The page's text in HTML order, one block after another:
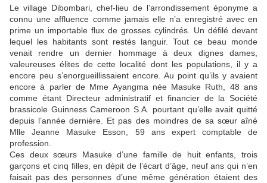
Le village Dibombari, chef-lieu de l’arrondissement éponyme a
connu une affluence comme jamais elle n’a enregistré avec en
prime un importable flux de grosses cylindrés. Un défilé devant
lequel les habitants sont restés languir. Tout ce beau monde
venait rendre un dernier hommage à deux dignes dames,
valeureuses élites de cette localité dont les populations, il y a
encore peu s’enorgueillissaient encore. Au point qu’ils y avaient
encore à parler de Mme Ayangma née Masuke Ruth, 48 ans
comme étant Directeur administratif et financier de la Société
brassicole Guinness Cameroon S.A. pourtant qu’elle avait quitté
depuis l’année dernière. Et pas des moindres de sa sœur aîné
Mlle Jeanne Masuke Esson, 59 ans expert comptable de
profession.
Ces deux sœurs Masuke d’une famille de huit enfants, trois
garçons et cinq filles, en dépit de l’écart d’âge, neuf ans qui n’en
faisait pas des personnes d’une même génération étaient des